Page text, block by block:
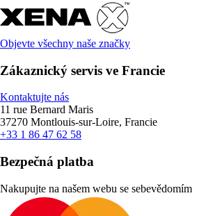
Objevte všechny naše značky
Zákaznický servis ve Francie
Kontaktujte nás
11 rue Bernard Maris
37270 Montlouis-sur-Loire, Francie
+33 1 86 47 62 58
Bezpečná platba
Nakupujte na našem webu se sebevědomím